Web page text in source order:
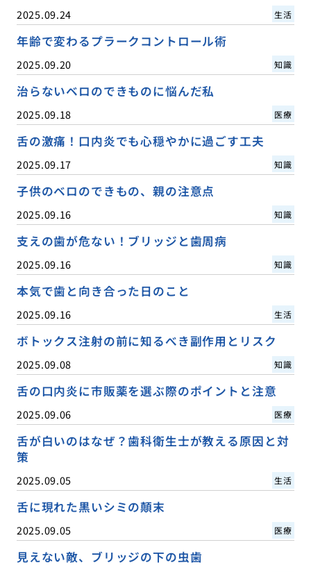
2025.09.24 生活
年齢で変わるプラークコントロール術
2025.09.20 知識
治らないベロのできものに悩んだ私
2025.09.18 医療
舌の激痛！口内炎でも心穏やかに過ごす工夫
2025.09.17 知識
子供のベロのできもの、親の注意点
2025.09.16 知識
支えの歯が危ない！ブリッジと歯周病
2025.09.16 知識
本気で歯と向き合った日のこと
2025.09.16 生活
ボトックス注射の前に知るべき副作用とリスク
2025.09.08 知識
舌の口内炎に市販薬を選ぶ際のポイントと注意
2025.09.06 医療
舌が白いのはなぜ？歯科衛生士が教える原因と対
策
2025.09.05 生活
舌に現れた黒いシミの顛末
2025.09.05 医療
見えない敵、ブリッジの下の虫歯